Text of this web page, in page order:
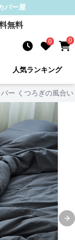
バー屋
無料
0 0
人気ランキング
ー くつろぎの風合